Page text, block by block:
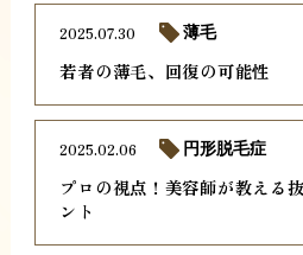
若者の薄毛、回復の可能性
2025.07.30 薄毛
プロの視点！美容師が教える
ント
2025.02.06 円形脱毛症